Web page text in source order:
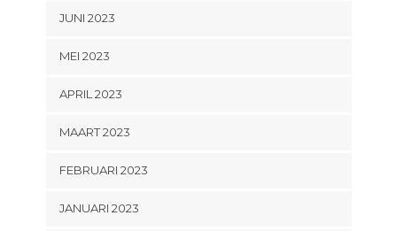
JUNI 2023
MEI 2023
APRIL 2023
MAART 2023
FEBRUARI 2023
JANUARI 2023